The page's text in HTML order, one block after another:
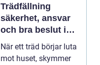
Trädfällning
säkerhet, ansvar
och bra beslut i
trädgården
När ett träd börjar luta
mot huset, skymmer